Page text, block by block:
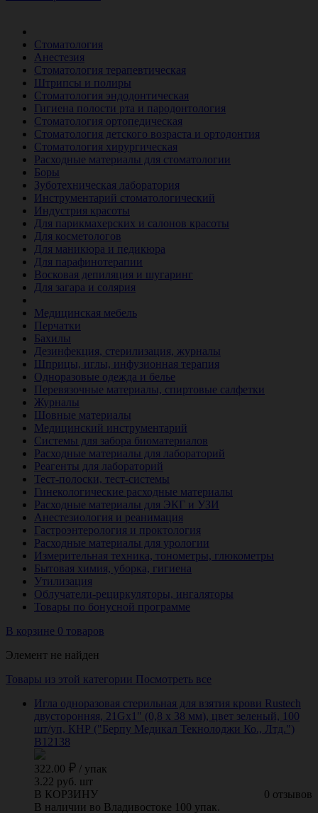
Стоматология
Анестезия
Стоматология терапевтическая
Штрипсы и полиры
Стоматология эндодонтическая
Гигиена полости рта и пародонтология
Стоматология ортопедическая
Стоматология детского возраста и ортодонтия
Стоматология хирургическая
Расходные материалы для стоматологии
Боры
Зуботехническая лаборатория
Инструментарий стоматологический
Индустрия красоты
Для парикмахерских и салонов красоты
Для косметологов
Для маникюра и педикюра
Для парафинотерапии
Восковая депиляция и шугаринг
Для загара и солярия
Медицинская мебель
Перчатки
Бахилы
Дезинфекция, стерилизация, журналы
Шприцы, иглы, инфузионная терапия
Одноразовые одежда и белье
Перевязочные материалы, спиртовые салфетки
Журналы
Шовные материалы
Медицинский инструментарий
Системы для забора биоматериалов
Расходные материалы для лабораторий
Реагенты для лабораторий
Тест-полоски, тест-системы
Гинекологические расходные материалы
Расходные материалы для ЭКГ и УЗИ
Анестезиология и реанимация
Гастроэнтерология и проктология
Расходные материалы для урологии
Измерительная техника, тонометры, глюкометры
Бытовая химия, уборка, гигиена
Утилизация
Облучатели-рециркуляторы, ингаляторы
Товары по бонусной программе
В корзине 0 товаров
Элемент не найден
Товары из этой категории Посмотреть все
Игла одноразовая стерильная для взятия крови Rustech
двусторонняя, 21Gх1" (0,8 х 38 мм), цвет зеленый, 100
шт/уп, КНР ("Берпу Медикал Текнолоджи Ко., Лтд.")
B12138
322.00 / упак
3.22 руб. шт
0 отзывов
В КОРЗИНУ
В наличии во Владивостоке 100 упак.